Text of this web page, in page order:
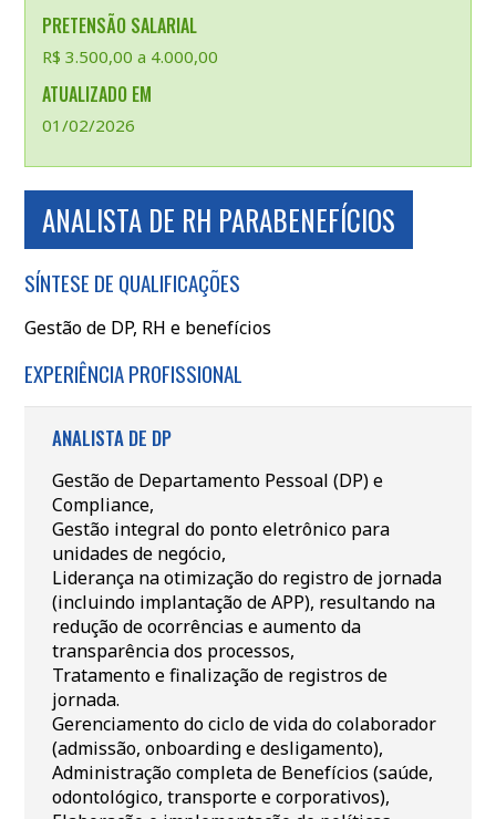
PRETENSÃO SALARIAL
R$ 3.500,00 a 4.000,00
ATUALIZADO EM
01/02/2026
ANALISTA DE RH PARABENEFÍCIOS
SÍNTESE DE QUALIFICAÇÕES
Gestão de DP, RH e benefícios
EXPERIÊNCIA PROFISSIONAL
ANALISTA DE DP
Gestão de Departamento Pessoal (DP) e
Compliance,
Gestão integral do ponto eletrônico para
unidades de negócio,
Liderança na otimização do registro de jornada
(incluindo implantação de APP), resultando na
redução de ocorrências e aumento da
transparência dos processos,
Tratamento e finalização de registros de
jornada.
Gerenciamento do ciclo de vida do colaborador
(admissão, onboarding e desligamento),
Administração completa de Benefícios (saúde,
odontológico, transporte e corporativos),